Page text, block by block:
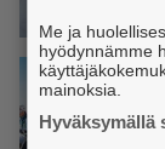
Me ja
hyödynnämme
mainoksia.
Hyväksymällä